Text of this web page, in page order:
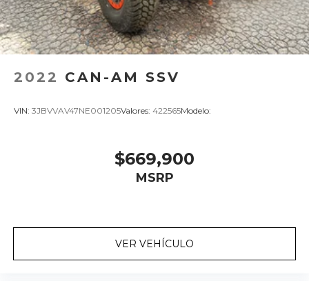
2022 CAN-AM SSV
VIN: 3JBVVAV47NE001205Valores: 422565Modelo:
$669,900
MSRP
VER VEHÍCULO